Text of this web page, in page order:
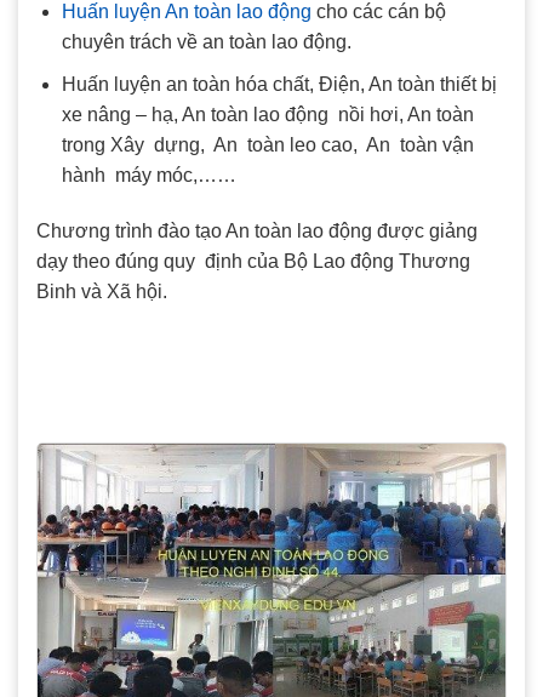
Huấn luyện An toàn lao động cho các cán bộ
chuyên trách về an toàn lao động.
Huấn luyện an toàn hóa chất, Điện, An toàn thiết bị
xe nâng – hạ, An toàn lao động nồi hơi, An toàn
trong Xây dựng, An toàn leo cao, An toàn vận
hành máy móc,……
Chương trình đào tạo An toàn lao động được giảng
dạy theo đúng quy định của Bộ Lao động Thương
Binh và Xã hội.